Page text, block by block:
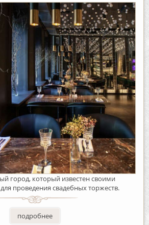
город, который известен своими
проведения свадебных торжеств.
подробнее